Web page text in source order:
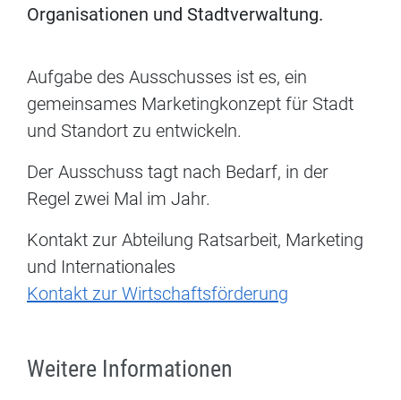
Organisationen und Stadtverwaltung.
Aufgabe des Ausschusses ist es, ein
gemeinsames Marketingkonzept für Stadt
und Standort zu entwickeln.
Der Ausschuss tagt nach Bedarf, in der
Regel zwei Mal im Jahr.
Kontakt zur Abteilung Ratsarbeit, Marketing
und Internationales
Kontakt zur Wirtschaftsförderung
Weitere Informationen